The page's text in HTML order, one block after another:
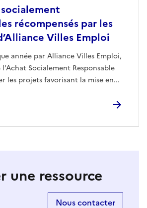
récompensés par les
Villes Emploi
année par Alliance Villes Emploi,
Socialement Responsable
les projets favorisant la mise en...
une ressource
Nous contacter